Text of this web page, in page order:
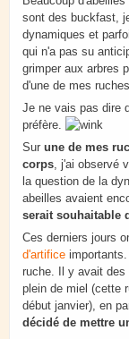
sont des buckfast,
dynamiques et
qui n'a pas su
grimper aux arbres
d'une de mes
Je ne vais pas dire
préfère.
Sur une de mes
corps, j'ai observé
la question de la
abeilles avaient
serait souhaitable
Ces derniers jours
d'artifice
ruche. Il y avait des
plein de miel (cette
début janvier), en
décidé de mettre